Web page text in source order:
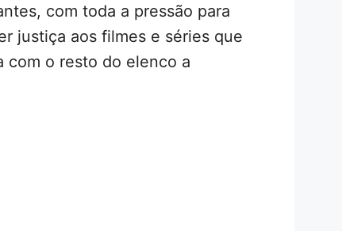
com toda a pressão para
justiça aos filmes e séries que
com o resto do elenco a